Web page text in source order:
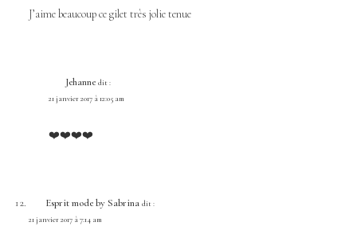
J’aime beaucoup ce gilet très jolie tenue
Jehanne dit :
21 janvier 2017 à 12:05 am
❤️❤️❤️❤️
Esprit mode by Sabrina dit :
21 janvier 2017 à 7:14 am